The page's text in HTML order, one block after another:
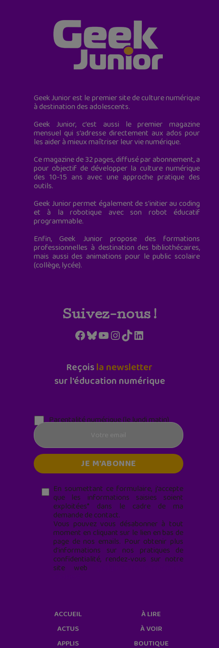
Geek Junior est le premier site de culture numérique
à destination des adolescents.
Geek Junior, c’est aussi le premier magazine
mensuel qui s’adresse directement aux ados pour
les aider à mieux maîtriser leur vie numérique.
Ce magazine de 32 pages, diffusé par abonnement, a
pour objectif de développer la culture numérique
des 10-15 ans avec une approche pratique des
outils.
Geek Junior permet également de s'initier au coding
et à la robotique avec son robot éducatif
programmable.
Enfin, Geek Junior propose des formations
professionnelles à destination des bibliothécaires,
mais aussi des animations pour le public scolaire
(collège, lycée).
Suivez-nous !
Facebook
Bluesky
YouTube
Instagram
TikTokLinkedIn
Reçoisla newsletter
sur l'éducation numérique
Parentalité numérique (le lundi matin)
En soumettant ce formulaire, j’accepte
que les informations saisies soient
exploitées* dans le cadre de ma
demande de contact.
Vous pouvez vous désabonner à tout
moment en cliquant sur le lien en bas de
page de nos emails. Pour obtenir plus
d'informations sur nos pratiques de
confidentialité, rendez-vous sur notre
site web
ACCUEIL
ACTUS
APPLIS
À LIRE
À VOIR
BOUTIQUE